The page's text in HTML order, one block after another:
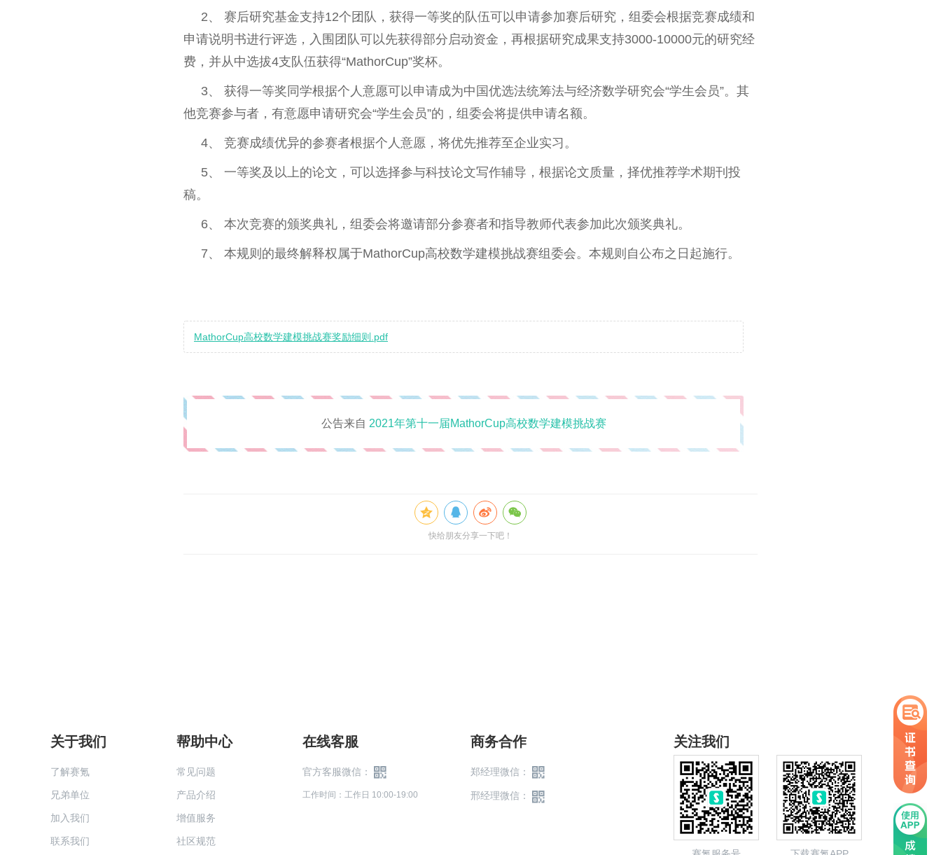
2、 赛后研究基金支持12个团队，获得一等奖的队伍可以申请参加赛后研究，组委会根据竞赛成绩和
申请说明书进行评选，入围团队可以先获得部分启动资金，再根据研究成果支持3000-10000元的研究经
费，并从中选拔4支队伍获得“MathorCup”奖杯。
3、 获得一等奖同学根据个人意愿可以申请成为中国优选法统筹法与经济数学研究会“学生会员”。其
他竞赛参与者，有意愿申请研究会“学生会员”的，组委会将提供申请名额。
4、 竞赛成绩优异的参赛者根据个人意愿，将优先推荐至企业实习。
5、 一等奖及以上的论文，可以选择参与科技论文写作辅导，根据论文质量，择优推荐学术期刊投
稿。
6、 本次竞赛的颁奖典礼，组委会将邀请部分参赛者和指导教师代表参加此次颁奖典礼。
7、 本规则的最终解释权属于MathorCup高校数学建模挑战赛组委会。本规则自公布之日起施行。
MathorCup高校数学建模挑战赛奖励细则.pdf
公告来自 2021年第十一届MathorCup高校数学建模挑战赛
快给朋友分享一下吧！
关于我们
了解赛氪
兄弟单位
加入我们
联系我们
帮助中心
常见问题
产品介绍
增值服务
社区规范
在线客服
官方客服微信：
工作时间：工作日 10:00-19:00
商务合作
郑经理微信：
邢经理微信：
关注我们